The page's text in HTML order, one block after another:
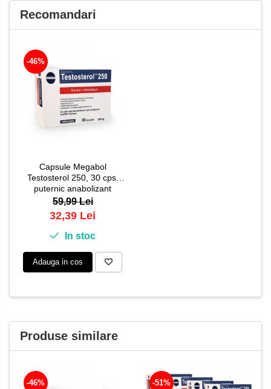
Recomandari
-46%
Capsule Megabol
Testosterol 250, 30 cps,
puternic anabolizant
natural, creste nivelul de
testosteron
59,99 Lei
32,39 Lei
In stoc
Adauga in cos
Produse similare
-46% -51%